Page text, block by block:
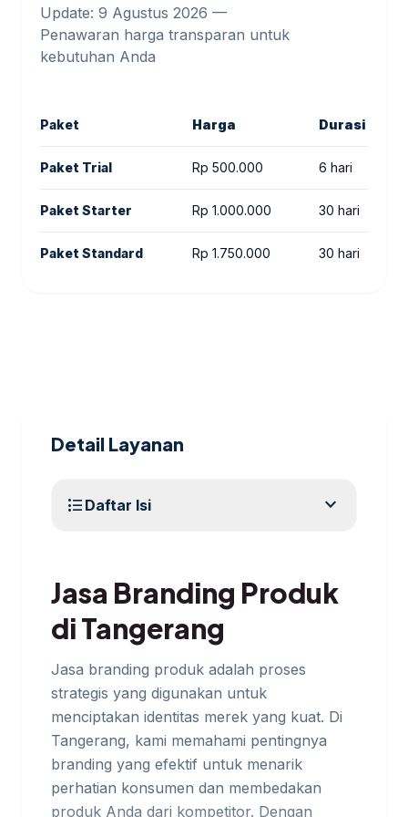
Update: 9 Agustus 2026 —
Penawaran harga transparan untuk
kebutuhan Anda
Paket Harga Durasi
Paket Trial Rp 500.000 6 hari
Paket Starter Rp 1.000.000 30 hari
Paket Standard Rp 1.750.000 30 hari
Detail Layanan
format_list_bulleted Daftar Isi expand_more
Jasa Branding Produk
di Tangerang
Jasa branding produk adalah proses
strategis yang digunakan untuk
menciptakan identitas merek yang kuat. Di
Tangerang, kami memahami pentingnya
branding yang efektif untuk menarik
perhatian konsumen dan membedakan
produk Anda dari kompetitor. Dengan